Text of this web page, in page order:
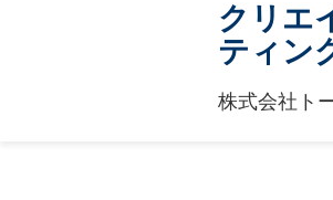
クリエ
ティン
株式会社ト